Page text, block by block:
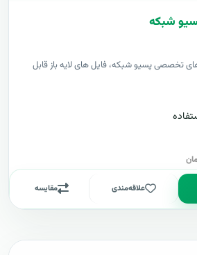
شبکه
تخصصی پسیو شبکه، فایل های لایه باز قابل
علاقه‌مندی مقایسه